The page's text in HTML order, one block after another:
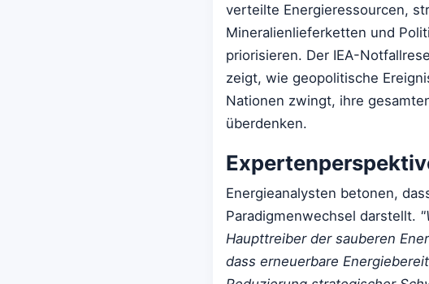
verteilte Energieressourcen,
Mineralienlieferketten und
priorisieren. Der IEA-
zeigt, wie geopolitische
Nationen zwingt, ihre
überdenken.
Energieanalysten betonen,
Paradigmenwechsel darstellt.
Haupttreiber der sauberen
dass erneuerbare